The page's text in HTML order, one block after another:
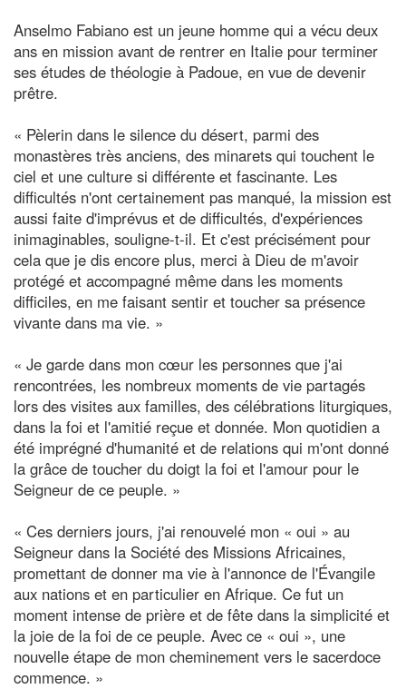
Anselmo Fabiano est un jeune homme qui a vécu deux
ans en mission avant de rentrer en Italie pour terminer
ses études de théologie à Padoue, en vue de devenir
prêtre.
« Pèlerin dans le silence du désert, parmi des
monastères très anciens, des minarets qui touchent le
ciel et une culture si différente et fascinante. Les
difficultés n'ont certainement pas manqué, la mission est
aussi faite d'imprévus et de difficultés, d'expériences
inimaginables, souligne-t-il. Et c'est précisément pour
cela que je dis encore plus, merci à Dieu de m'avoir
protégé et accompagné même dans les moments
difficiles, en me faisant sentir et toucher sa présence
vivante dans ma vie. »
« Je garde dans mon cœur les personnes que j'ai
rencontrées, les nombreux moments de vie partagés
lors des visites aux familles, des célébrations liturgiques,
dans la foi et l'amitié reçue et donnée. Mon quotidien a
été imprégné d'humanité et de relations qui m'ont donné
la grâce de toucher du doigt la foi et l'amour pour le
Seigneur de ce peuple. »
« Ces derniers jours, j'ai renouvelé mon « oui » au
Seigneur dans la Société des Missions Africaines,
promettant de donner ma vie à l'annonce de l'Évangile
aux nations et en particulier en Afrique. Ce fut un
moment intense de prière et de fête dans la simplicité et
la joie de la foi de ce peuple. Avec ce « oui », une
nouvelle étape de mon cheminement vers le sacerdoce
commence. »